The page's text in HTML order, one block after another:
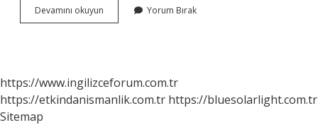
Devamını okuyun
Odasında
Yorum Bırak
https://www.ingilizceforum.com.tr
https://etkindanismanlik.com.tr https://bluesolarlight.com.tr
Sitemap